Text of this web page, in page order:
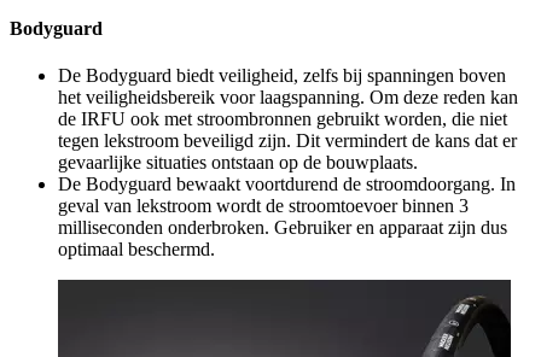
Bodyguard
De Bodyguard biedt veiligheid, zelfs bij spanningen boven
het veiligheidsbereik voor laagspanning. Om deze reden kan
de IRFU ook met stroombronnen gebruikt worden, die niet
tegen lekstroom beveiligd zijn. Dit vermindert de kans dat er
gevaarlijke situaties ontstaan op de bouwplaats.
De Bodyguard bewaakt voortdurend de stroomdoorgang. In
geval van lekstroom wordt de stroomtoevoer binnen 3
milliseconden onderbroken. Gebruiker en apparaat zijn dus
optimaal beschermd.